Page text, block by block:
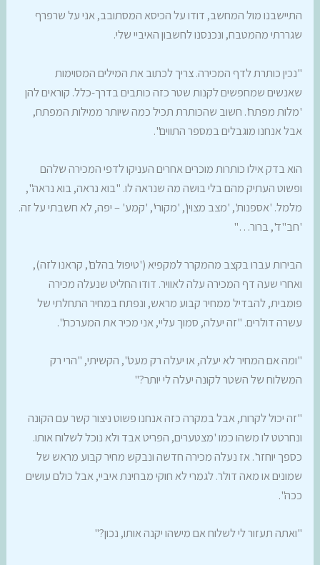
התיישבנו מול המחשב, דודו על הכיסא המסתובב, אני על שרפרף
שגררתי מהמטבח, ונכנסנו לחשבון האיביי שלי.
"נכין כותרת לדף המכירה. צריך לכתוב את המילים המסוימות
שאנשים שמחפשים לקנות שטר כזה כותבים בדרך-כלל. קוראים להן
'מלות מפתח'. חשוב שהכותרת תכיל כמה שיותר ממילות המפתח,
אבל אנחנו מוגבלים במספר התווים".
הוא בדק אילו כותרות מוכרים אחרים העניקו לדפי המכירה שלהם
ופשוט העתיק מהם בלי בושה מה שנראה לו. "בוא נראה, בוא נראה",
מלמל. 'אספנות', 'מצב מצוין', 'מקורי', 'קמע' – יפה, לא חשבתי על זה.
'חב"ד', ברור…"
הבירות עברו בקצב מהמקרר למקפיא ('טיפול בהלם', קראנו לזה),
ואחרי שעה דף המכירה עלה לאוויר. דודו החליט שנעלה מכירה
פומבית, להבדיל ממחיר קבוע מראש, ונפתח במחיר התחלתי של
עשרה דולרים. "זה יעלה, סמוך עליי, אני מכיר את המערכת".
"ומה אם המחיר לא יעלה, או יעלה רק מעט", הקשיתי, "הרי רק
המשלוח של השטר לקונה יעלה לי יותר?"
"זה יכול לקרות, אבל במקרה כזה אנחנו פשוט ניצור קשר עם הקונה
ונחרטט לו משהו כמו 'מצטערים, הפריט אבד ולא נוכל לשלוח אותו.
כספך יוחזר'. אז נעלה מכירה חדשה ונבקש מחיר קבוע מראש של
שמונים או מאה דולר. לגמרי לא חוקי מבחינת איביי, אבל כולם עושים
ככה".
"ואתה תעזור לי לשלוח אם מישהו יקנה אותו, נכון?"